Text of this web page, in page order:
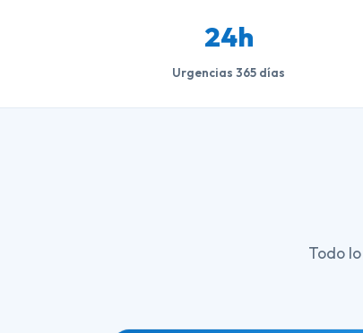
24h
Urgencias 365 días
Todo